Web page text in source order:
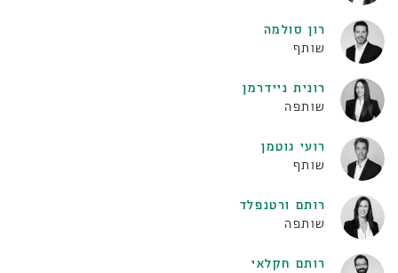
רון סולמה
שותף
רונית ניידרמן
שותפה
רועי גוטמן
שותף
רותם ורטנפלד
שותפה
רותם חקלאי